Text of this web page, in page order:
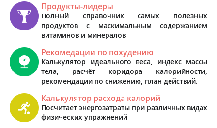
Продукты-лидеры
Полный справочник самых полезных
продуктов с маскимальным содержанием
витаминов и минералов
Рекомедации по похудению
Калькулятор идеального веса, индекс массы
тела, расчёт коридора калорийности,
рекомендации по снижению, план действий.
Калькулятор расхода калорий
Посчитает энергозатраты при различных видах
физических упражнений